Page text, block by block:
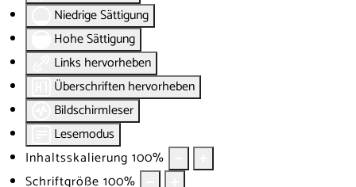
Niedrige Sättigung
Hohe Sättigung
Links hervorheben
Überschriften hervorheben
Bildschirmleser
Lesemodus
Inhaltsskalierung 100%
Schriftgröße 100%